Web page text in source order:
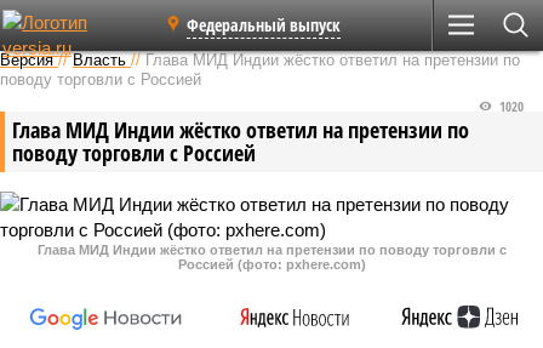
Федеральный выпуск
Версия //Власть //Глава МИД Индии жёстко ответил на претензии по
поводу торговли с Россией
Глава МИД Индии жёстко ответил на претензии по
поводу торговли с Россией
1020
Глава МИД Индии жёстко ответил на претензии по поводу торговли с
Россией (фото: pxhere.com)